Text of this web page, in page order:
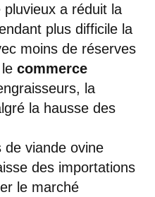
pluvieux a réduit la
plus difficile la
moins de réserves
commerce
la
la hausse des
de viande ovine
des importations
le marché